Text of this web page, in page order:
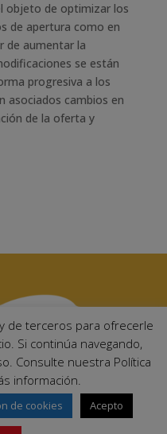
objeto de optimizar los
de apertura como en
de aumentar la
se están
progresiva a los
asociados cambios en
de la oferta y
Mayor de Andalucía, 1 C.P:
(Córdoba)
Fax: 957 64 47 39
de terceros para ofrecerle
Si continúa navegando,
Consulte nuestra Política
información.
de cookies Acepto